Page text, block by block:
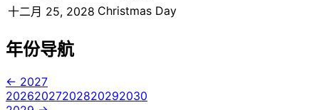
十二月 25, 2028 Christmas Day
年份导航
← 2027
20262027202820292030